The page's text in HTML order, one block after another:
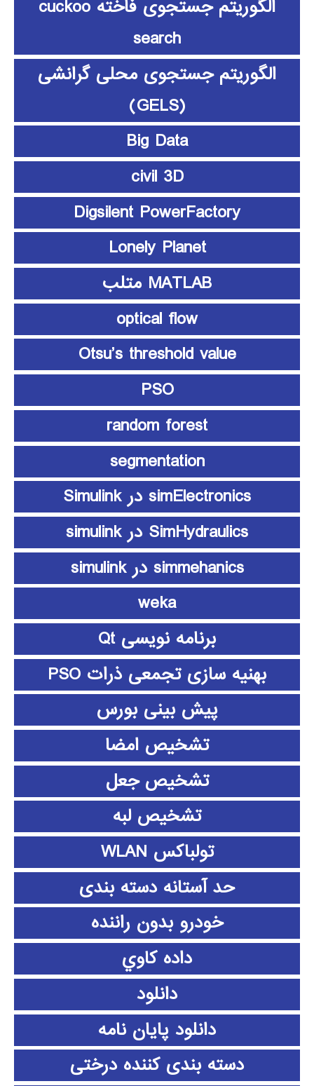
الگوریتم جستجوی فاخته cuckoo
search
الگوریتم جستجوی محلی گرانشی
(GELS)
Big Data
civil 3D
Digsilent PowerFactory
Lonely Planet
MATLAB متلب
optical flow
Otsu’s threshold value
PSO
random forest
segmentation
simElectronics در Simulink
SimHydraulics در simulink
simmehanics در simulink
weka
برنامه نویسی Qt
بهنیه سازی تجمعی ذرات PSO
پیش بینی بورس
تشخیص امضا
تشخیص جعل
تشخیص لبه
تولباکس WLAN
حد آستانه دسته بندی
خودرو بدون راننده
داده كاوي
دانلود
دانلود پايان نامه
دسته بندی کننده درختی